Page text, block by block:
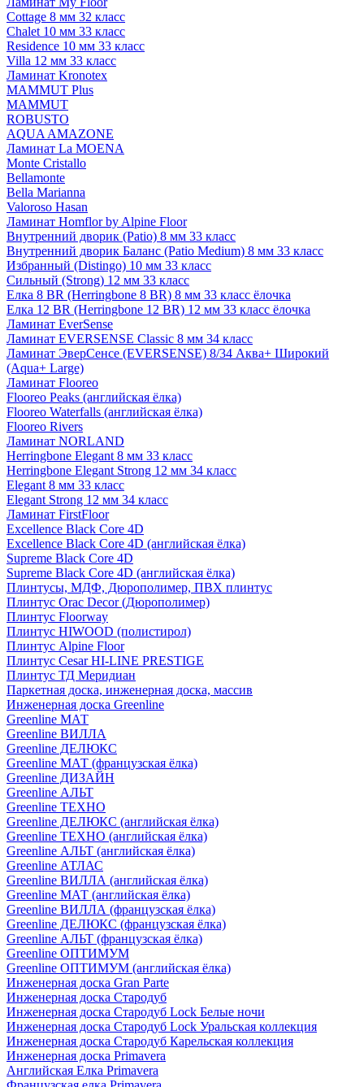
Cottage 8 мм 32 класс
Chalet 10 мм 33 класс
Residence 10 мм 33 класс
Villa 12 мм 33 класс
Ламинат Kronotex
MAMMUT Plus
MAMMUT
ROBUSTO
AQUA AMAZONE
Ламинат La MOENA
Monte Cristallo
Bellamonte
Bella Marianna
Valoroso Hasan
Ламинат Homflor by Alpine Floor
Внутренний дворик (Patio) 8 мм 33 класс
Внутренний дворик Баланс (Patio Medium) 8 мм 33 класс
Избранный (Distingo) 10 мм 33 класс
Сильный (Strong) 12 мм 33 класс
Елка 8 BR (Herringbone 8 BR) 8 мм 33 класс ёлочка
Елка 12 BR (Herringbone 12 BR) 12 мм 33 класс ёлочка
Ламинат EverSense
Ламинат EVERSENSE Classic 8 мм 34 класс
Ламинат ЭверСенсе (EVERSENSE) 8/34 Аква+ Широкий
(Aqua+ Large)
Ламинат Flooreo
Flooreo Peaks (английская ёлка)
Flooreo Waterfalls (английская ёлка)
Flooreo Rivers
Ламинат NORLAND
Herringbone Elegant 8 мм 33 класс
Herringbone Elegant Strong 12 мм 34 класс
Elegant 8 мм 33 класс
Elegant Strong 12 мм 34 класс
Ламинат FirstFloor
Excellence Black Core 4D
Excellence Black Core 4D (английская ёлка)
Supreme Black Core 4D
Supreme Black Core 4D (английская ёлка)
Плинтусы, МДФ, Дюрополимер, ПВХ плинтус
Плинтус Orac Decor (Дюрополимер)
Плинтус Floorway
Плинтус HIWOOD (полистирол)
Плинтус Alpine Floor
Плинтус Cesar HI-LINE PRESTIGE
Плинтус ТД Меридиан
Паркетная доска, инженерная доска, массив
Инженерная доска Greenline
Greenline МАТ
Greenline ВИЛЛА
Greenline ДЕЛЮКС
Greenline МАТ (французская ёлка)
Greenline ДИЗАЙН
Greenline АЛЬТ
Greenline ТЕХНО
Greenline ДЕЛЮКС (английская ёлка)
Greenline ТЕХНО (английская ёлка)
Greenline АЛЬТ (английская ёлка)
Greenline АТЛАС
Greenline ВИЛЛА (английская ёлка)
Greenline МАТ (английская ёлка)
Greenline ВИЛЛА (французская ёлка)
Greenline ДЕЛЮКС (французская ёлка)
Greenline АЛЬТ (французская ёлка)
Greenline ОПТИМУМ
Greenline ОПТИМУМ (английская ёлка)
Инженерная доска Gran Parte
Инженерная доска Стародуб
Инженерная доска Стародуб Lock Белые ночи
Инженерная доска Стародуб Lock Уральская коллекция
Инженерная доска Стародуб Карельская коллекция
Инженерная доска Primavera
Английская Елка Primavera